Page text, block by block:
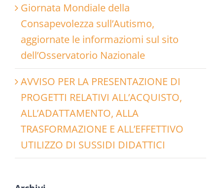
Giornata Mondiale della
Consapevolezza sull’Autismo,
aggiornate le informaziomi sul sito
dell’Osservatorio Nazionale
AVVISO PER LA PRESENTAZIONE DI
PROGETTI RELATIVI ALL’ACQUISTO,
ALL’ADATTAMENTO, ALLA
TRASFORMAZIONE E ALL’EFFETTIVO
UTILIZZO DI SUSSIDI DIDATTICI